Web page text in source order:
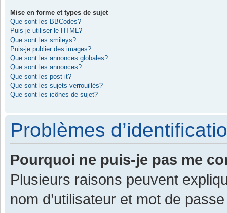
Mise en forme et types de sujet
Que sont les BBCodes?
Puis-je utiliser le HTML?
Que sont les smileys?
Puis-je publier des images?
Que sont les annonces globales?
Que sont les annonces?
Que sont les post-it?
Que sont les sujets verrouillés?
Que sont les icônes de sujet?
Problèmes
Pourquoi ne puis-je pas me
Plusieurs raisons peuvent
nom d’utilisateur et mot de